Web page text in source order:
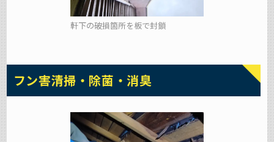
軒下の破損箇所を板で封鎖
フン害清掃・除菌・消臭